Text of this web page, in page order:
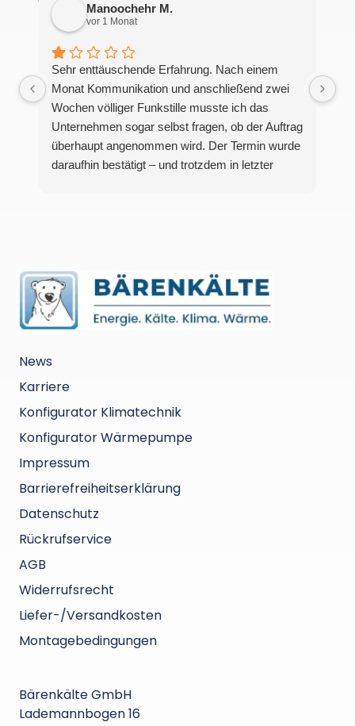
Manoochehr M.
vor 1 Monat
Sehr enttäuschende Erfahrung. Nach einem
Monat Kommunikation und anschließend zwei
Wochen völliger Funkstille musste ich das
Unternehmen sogar selbst fragen, ob der Auftrag
überhaupt angenommen wird. Der Termin wurde
daraufhin bestätigt – und trotzdem in letzter
bestätigten Termin sollte man sich verlassen
können. Die Art und Weise, wie das hier
gehandhabt wurde, war frustrierend,
News
Karriere
Konfigurator Klimatechnik
Konfigurator Wärmepumpe
Impressum
Barrierefreiheitserklärung
Datenschutz
Rückrufservice
AGB
Widerrufsrecht
Liefer-/Versandkosten
Montagebedingungen
Bärenkälte GmbH
Lademannbogen 16